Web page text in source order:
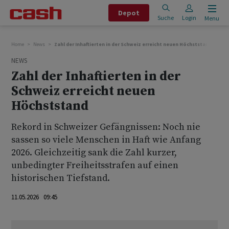
Depot
Suche Login Menu
Home News Zahl der Inhaftierten in der Schweiz erreicht neuen Höchststand
NEWS
Zahl der Inhaftierten in der
Schweiz erreicht neuen
Höchststand
Rekord in Schweizer Gefängnissen: Noch nie
sassen so viele Menschen in Haft wie Anfang
2026. Gleichzeitig sank die Zahl kurzer,
unbedingter Freiheitsstrafen auf einen
historischen Tiefstand.
11.05.2026 09:45